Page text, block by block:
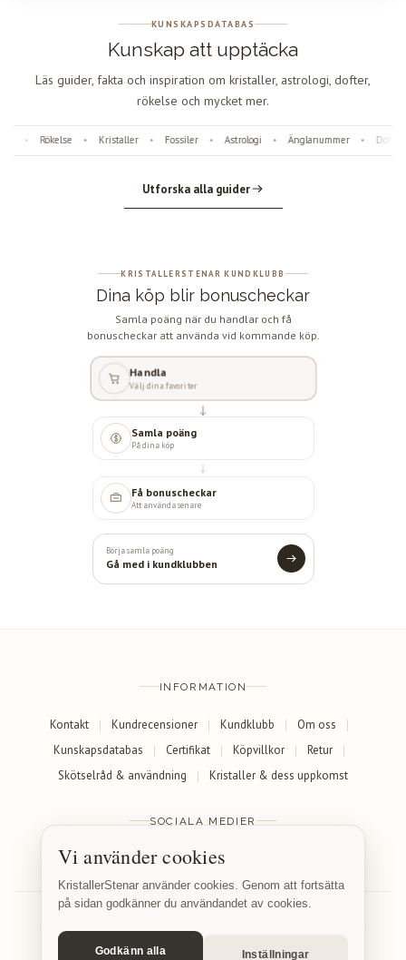
KUNSKAPSDATABAS
Kunskap att upptäcka
Läs guider, fakta och inspiration om kristaller, astrologi, dofter,
rökelse och mycket mer.
Rökelse • Kristaller • Fossiler • Astrologi • Änglanummer • Dofter
Utforska alla guider
KRISTALLERSTENAR KUNDKLUBB
Dina köp blir bonuscheckar
Samla poäng när du handlar och få
bonuscheckar att använda vid kommande köp.
Handla
Välj dina favoriter
Samla poäng
På dina köp
Få bonuscheckar
Att använda senare
Börja samla poäng
Gå med i kundklubben
INFORMATION
Kontakt Kundrecensioner Kundklubb
Om oss
Kunskapsdatabas
Certifikat Köpvillkor
Retur
Skötselråd & användning
Kristaller & dess uppkomst
SOCIALA MEDIER
Facebook
Vi använder cookies
KristallerStenar använder cookies. Genom att fortsätta
på sidan godkänner du användandet av cookies.
Godkänn alla Inställningar